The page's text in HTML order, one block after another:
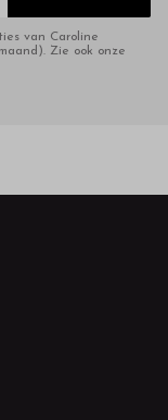
van Caroline
Zie ook onze